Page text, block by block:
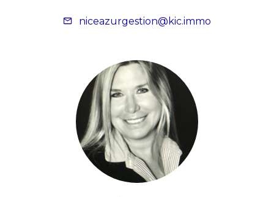
niceazurgestion@kic.immo